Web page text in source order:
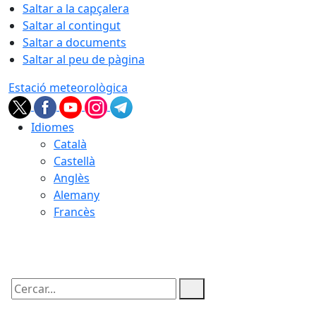
Saltar a la capçalera
Saltar al contingut
Saltar a documents
Saltar al peu de pàgina
Estació meteorològica
Idiomes
Català
Castellà
Anglès
Alemany
Francès
Cercar: